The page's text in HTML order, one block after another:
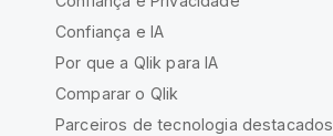
Confiança e IA
Por que a Qlik para IA
Comparar o Qlik
Parceiros de tecnologia destacados